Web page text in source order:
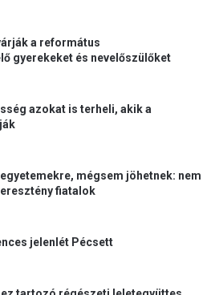
a református
gyerekeket és nevelőszülőket
azokat is terheli, akik a
mégsem jöhetnek: nem
fiatalok
jelenlét Pécsett